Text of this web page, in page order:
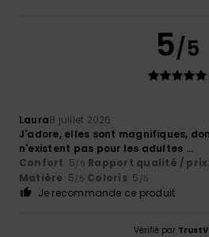
5/5
Laura8 juillet 2026
J'adore, elles sont magnifiques,
n'existent pas pour les adultes ...
Confort: 5/5 Rapport qualité / prix
Matière: 5/5 Coloris: 5 /5
Je recommande ce produit
Vérifié par